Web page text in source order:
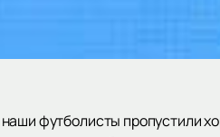
футболисты пропустили